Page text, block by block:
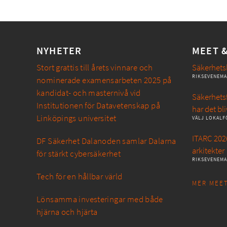
NYHETER
Stort grattis till årets vinnare och
nominerade examensarbeten 2025 på
kandidat- och masternivå vid
Institutionen för Datavetenskap på
Linköpings universitet
DF Säkerhet Dalanoden samlar Dalarna
för stärkt cybersäkerhet
Tech för en hållbar värld
Lönsamma investeringar med både
hjärna och hjärta
MEET
har det
VÄLJ
ITARC
arkitekter
MER